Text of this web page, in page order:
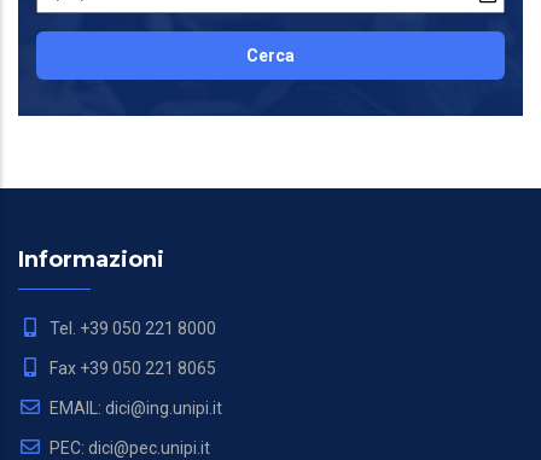
Informazioni
Tel. +39 050 221 8000
Fax +39 050 221 8065
EMAIL: dici@ing.unipi.it
PEC: dici@pec.unipi.it